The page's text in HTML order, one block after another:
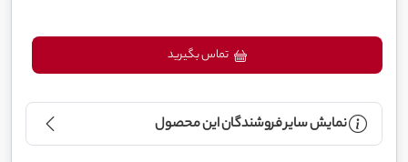
نمایش سایر فروشندگان این محصول